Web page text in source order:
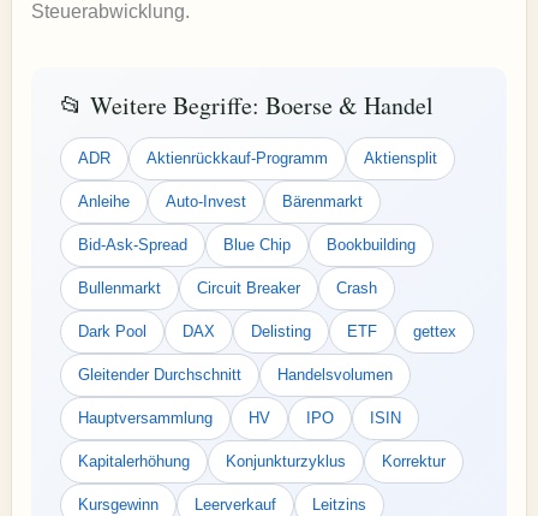
Steuerabwicklung.
📂 Weitere Begriffe: Boerse & Handel
ADR Aktienrückkauf-Programm Aktiensplit
Anleihe Auto-Invest Bärenmarkt
Bid-Ask-Spread Blue Chip Bookbuilding
Bullenmarkt Circuit Breaker Crash
Dark Pool DAX Delisting ETF gettex
Gleitender Durchschnitt Handelsvolumen
Hauptversammlung HV IPO ISIN
Kapitalerhöhung Konjunkturzyklus Korrektur
Kursgewinn Leerverkauf Leitzins